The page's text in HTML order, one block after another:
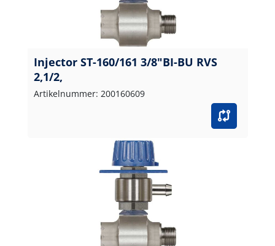
Injector ST-160/161 3/8"BI-BU RVS
2,1/2,
Artikelnummer: 200160609